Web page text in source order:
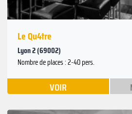
Le Qu4tre
Lyon 2 (69002)
Nombre de places : 2-40 pers.
VOIR